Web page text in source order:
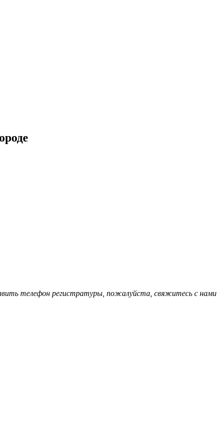
телефон регистратуры, пожалуйста, свяжитесь с нами